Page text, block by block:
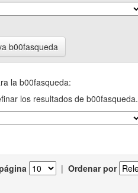
b00fasqueda
la b00fasqueda:
los resultados de b00fasqueda.
| Ordenar por